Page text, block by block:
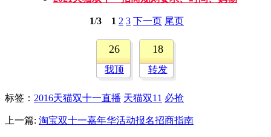
1/3 1 2 3 下一页 尾页
26
我顶
18
转发
标签 ： 2016天猫双十一直播 天猫双11 必抢
上一篇: 淘宝双十一嘉年华活动报名招商指南